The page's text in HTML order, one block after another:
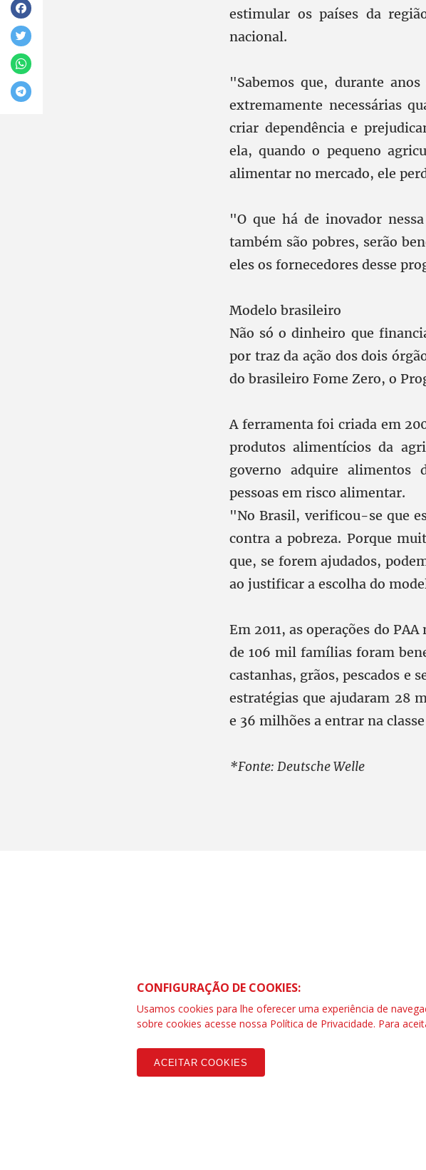
estimular os países da
nacional.
"Sabemos que, durante
extremamente necessárias
criar dependência e
ela, quando o pequeno
alimentar no mercado, ele
"O que há de inovador
também são pobres, serão
eles os fornecedores desse
Modelo brasileiro
Não só o dinheiro que
por traz da ação dos dois
do brasileiro Fome Zero, o
A ferramenta foi criada em
produtos alimentícios da
governo adquire alimentos
pessoas em risco alimentar.
"No Brasil, verificou-se que
contra a pobreza. Porque
que, se forem ajudados,
ao justificar a escolha do
Em 2011, as operações do
de 106 mil famílias foram
castanhas, grãos, pescados e
estratégias que ajudaram 28
e 36 milhões a entrar na
*Fonte: Deutsche Welle
SCS Quadra 01 – Bloco “I” Ed. Central, 6º andar. Salas 603 a
Asa Sul – Brasília – DF
Telefone (61) 3032-8857 | www.contrafbrasil.org.br|
SAC: 0800 04209 13
CONFIGURAÇÃO DE COOKIES:
Usamos cookies para lhe oferecer uma experiência de
sobre cookies acesse nossa Política de Privacidade. Para
ACEITAR COOKIES